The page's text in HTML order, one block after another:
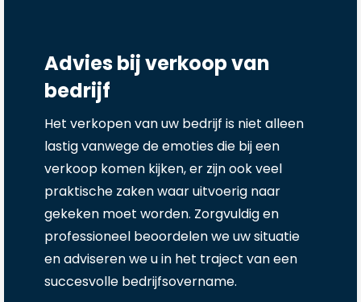
Advies bij verkoop van
bedrijf
Het verkopen van uw bedrijf is niet alleen
lastig vanwege de emoties die bij een
verkoop komen kijken, er zijn ook veel
praktische zaken waar uitvoerig naar
gekeken moet worden. Zorgvuldig en
professioneel beoordelen we uw situatie
en adviseren we u in het traject van een
succesvolle bedrijfsovername.